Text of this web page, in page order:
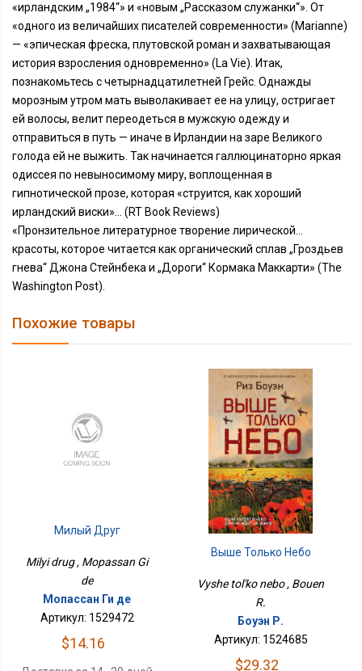
«ирландским „1984“» и «новым „Рассказом служанки“». От
«одного из величайших писателей современности» (Marianne)
— «эпическая фреска, плутовской роман и захватывающая
история взросления одновременно» (La Vie). Итак,
познакомьтесь с четырнадцатилетней Грейс. Однажды
морозным утром мать выволакивает ее на улицу, остригает
ей волосы, велит переодеться в мужскую одежду и
отправиться в путь — иначе в Ирландии на заре Великого
голода ей не выжить. Так начинается галлюцинаторно яркая
одиссея по невыносимому миру, воплощенная в
гипнотической прозе, которая «струится, как хороший
ирландский виски»... (RT Book Reviews)
«Пронзительное литературное творение лирической...
красоты, которое читается как органический сплав „Гроздьев
гнева“ Джона Стейнбека и „Дороги“ Кормака Маккарти» (The
Washington Post).
Похожие товары
Милый Друг
Milyi drug , Mopassan Gi
de
Мопассан Ги де
Артикул: 1529472
$14.16
Выше Только Небо
Vyshe tol'ko nebo , Bouen
R.
Боуэн Р.
Артикул: 1524685
$29.32